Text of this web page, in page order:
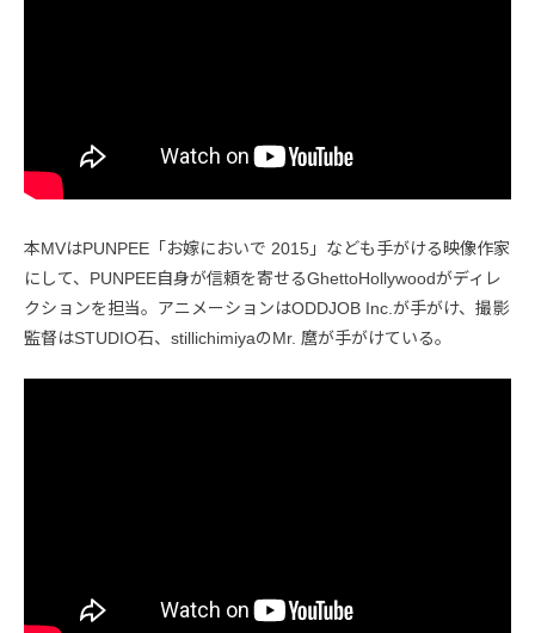
本MVはPUNPEE「お嫁においで 2015」なども手がける映像作家
にして、PUNPEE自身が信頼を寄せるGhettoHollywoodがディレ
クションを担当。アニメーションはODDJOB Inc.が手がけ、撮影
監督はSTUDIO石、stillichimiyaのMr. 麿が手がけている。